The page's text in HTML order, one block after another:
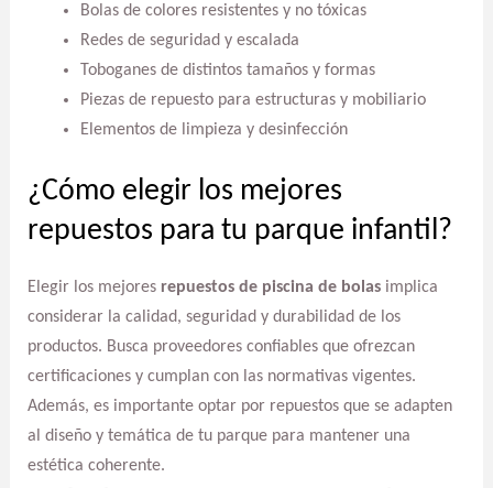
Bolas de colores resistentes y no tóxicas
Redes de seguridad y escalada
Toboganes de distintos tamaños y formas
Piezas de repuesto para estructuras y mobiliario
Elementos de limpieza y desinfección
¿Cómo elegir los mejores
repuestos para tu parque infantil?
Elegir los mejores repuestos de piscina de bolasimplica
considerar la calidad, seguridad y durabilidad de los
productos. Busca proveedores confiables que ofrezcan
certificaciones y cumplan con las normativas vigentes.
Además, es importante optar por repuestos que se adapten
al diseño y temática de tu parque para mantener una
estética coherente.